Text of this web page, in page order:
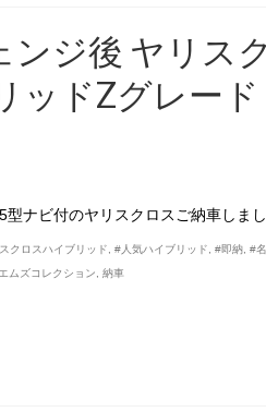
ンジ後 ヤリス
ッドZグレード
ナビ付のヤリスクロスご納車しま
クロスハイブリッド ,#人気ハイブリッド ,#即納 ,#
エムズコレクション ,納車